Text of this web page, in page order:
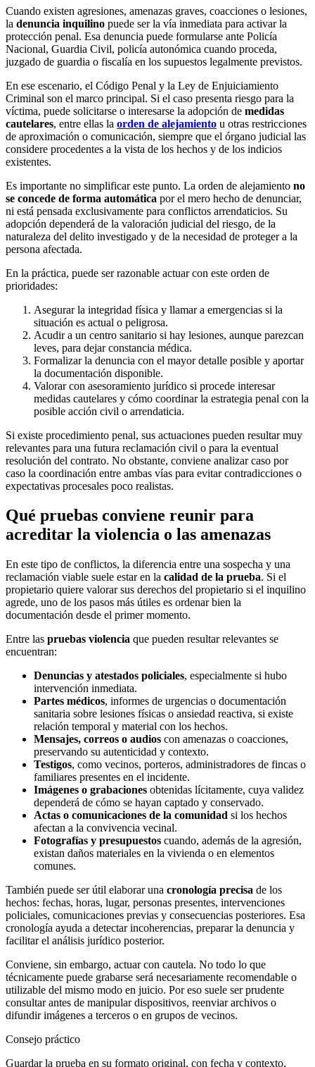
Cuando existen agresiones, amenazas graves, coacciones o lesiones,
la denuncia inquilino puede ser la vía inmediata para activar la
protección penal. Esa denuncia puede formularse ante Policía
Nacional, Guardia Civil, policía autonómica cuando proceda,
juzgado de guardia o fiscalía en los supuestos legalmente previstos.
En ese escenario, el Código Penal y la Ley de Enjuiciamiento
Criminal son el marco principal. Si el caso presenta riesgo para la
víctima, puede solicitarse o interesarse la adopción de medidas
cautelares, entre ellas la orden de alejamiento u otras restricciones
de aproximación o comunicación, siempre que el órgano judicial las
considere procedentes a la vista de los hechos y de los indicios
existentes.
Es importante no simplificar este punto. La orden de alejamiento no
se concede de forma automática por el mero hecho de denunciar,
ni está pensada exclusivamente para conflictos arrendaticios. Su
adopción dependerá de la valoración judicial del riesgo, de la
naturaleza del delito investigado y de la necesidad de proteger a la
persona afectada.
En la práctica, puede ser razonable actuar con este orden de
prioridades:
Asegurar la integridad física y llamar a emergencias si la
situación es actual o peligrosa.
Acudir a un centro sanitario si hay lesiones, aunque parezcan
leves, para dejar constancia médica.
Formalizar la denuncia con el mayor detalle posible y aportar
la documentación disponible.
Valorar con asesoramiento jurídico si procede interesar
medidas cautelares y cómo coordinar la estrategia penal con la
posible acción civil o arrendaticia.
Si existe procedimiento penal, sus actuaciones pueden resultar muy
relevantes para una futura reclamación civil o para la eventual
resolución del contrato. No obstante, conviene analizar caso por
caso la coordinación entre ambas vías para evitar contradicciones o
expectativas procesales poco realistas.
Qué pruebas conviene reunir para
acreditar la violencia o las amenazas
En este tipo de conflictos, la diferencia entre una sospecha y una
reclamación viable suele estar en la calidad de la prueba. Si el
propietario quiere valorar sus derechos del propietario si el inquilino
agrede, uno de los pasos más útiles es ordenar bien la
documentación desde el primer momento.
Entre las pruebas violencia que pueden resultar relevantes se
encuentran:
Denuncias y atestados policiales, especialmente si hubo
intervención inmediata.
Partes médicos, informes de urgencias o documentación
sanitaria sobre lesiones físicas o ansiedad reactiva, si existe
relación temporal y material con los hechos.
Mensajes, correos o audios con amenazas o coacciones,
preservando su autenticidad y contexto.
Testigos, como vecinos, porteros, administradores de fincas o
familiares presentes en el incidente.
Imágenes o grabaciones obtenidas lícitamente, cuya validez
dependerá de cómo se hayan captado y conservado.
Actas o comunicaciones de la comunidad si los hechos
afectan a la convivencia vecinal.
Fotografías y presupuestos cuando, además de la agresión,
existan daños materiales en la vivienda o en elementos
comunes.
También puede ser útil elaborar una cronología precisa de los
hechos: fechas, horas, lugar, personas presentes, intervenciones
policiales, comunicaciones previas y consecuencias posteriores. Esa
cronología ayuda a detectar incoherencias, preparar la denuncia y
facilitar el análisis jurídico posterior.
Conviene, sin embargo, actuar con cautela. No todo lo que
técnicamente puede grabarse será necesariamente recomendable o
utilizable del mismo modo en juicio. Por eso suele ser prudente
consultar antes de manipular dispositivos, reenviar archivos o
difundir imágenes a terceros o en grupos de vecinos.
Consejo práctico
Guardar la prueba en su formato original, con fecha y contexto,